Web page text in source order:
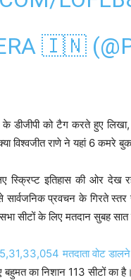
🇮🇳
डीजीपी को टैग करते हुए
विश्वजीत राणे ने यहां 6 कमरे
स्क्रिप्ट इतिहास की ओर
प्रवचन के गिरते स्तर
सीटों के लिए मतदान सुबह
मतदाता वोट
का निशान 113 सीटों का